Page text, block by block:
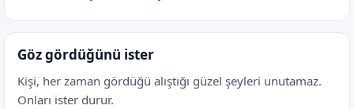
Göz gördüğünü ister
Kişi, her zaman gördüğü alıştığı güzel şeyleri unutamaz.
Onları ister durur.